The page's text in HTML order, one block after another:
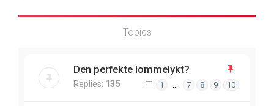
Topics
Den perfekte lommelykt?
Replies: 135 1 … 7 8 9 10